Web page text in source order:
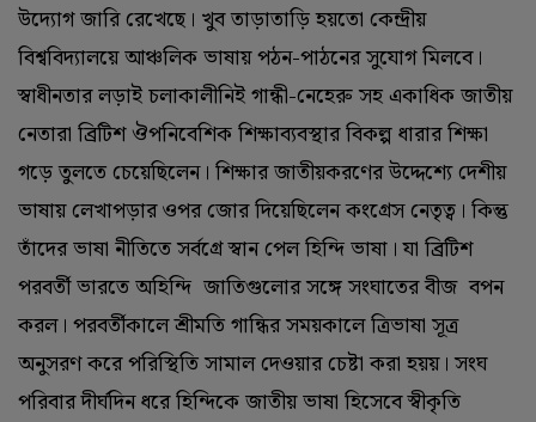
উদ্যোগ জারি রেখেছে। খুব তাড়াতাড়ি হয়তো কেন্দ্রীয়
বিশ্ববিদ্যালয়ে আঞ্চলিক ভাষায় পঠন-পাঠনের সুযোগ মিলবে।
স্বাধীনতার লড়াই চলাকালীনিই গান্ধী-নেহেরু সহ একাধিক জাতীয়
নেতারা ব্রিটিশ ঔপনিবেশিক শিক্ষাব্যবস্থার বিকল্প ধারার শিক্ষা
গড়ে তুলতে চেয়েছিলেন। শিক্ষার জাতীয়করণের উদ্দেশ্যে দেশীয়
ভাষায় লেখাপড়ার ওপর জোর দিয়েছিলেন কংগ্রেস নেতৃত্ব। কিন্তু
তাঁদের ভাষা নীতিতে সর্বগ্রে স্বান পেল হিন্দি ভাষা। যা ব্রিটিশ
পরবর্তী ভারতে অহিন্দি জাতিগুলোর সঙ্গে সংঘাতের বীজ বপন
করল। পরবর্তীকালে শ্রীমতি গান্ধির সময়কালে ত্রিভাষা সূত্র
অনুসরণ করে পরিস্থিতি সামাল দেওয়ার চেষ্টা করা হয়য়। সংঘ
পরিবার দীর্ঘদিন ধরে হিন্দিকে জাতীয় ভাষা হিসেবে স্বীকৃতি